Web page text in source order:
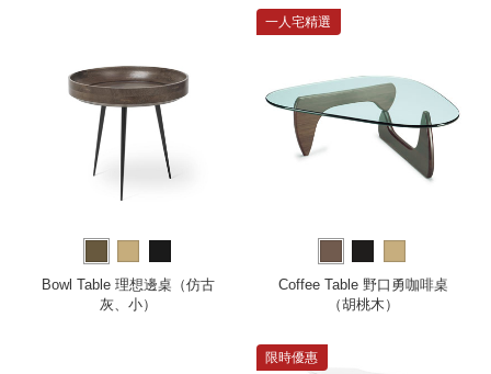
Bowl Table 理想邊桌（仿古
灰、小）
一人宅精選
Coffee Table 野口勇咖啡桌
（胡桃木）
限時優惠